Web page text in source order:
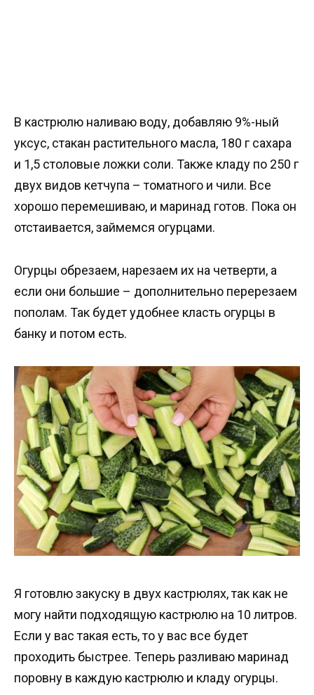
В кастрюлю наливаю воду, добавляю 9%-ный
уксус, стакан растительного масла, 180 г сахара
и 1,5 столовые ложки соли. Также кладу по 250 г
двух видов кетчупа – томатного и чили. Все
хорошо перемешиваю, и маринад готов. Пока он
отстаивается, займемся огурцами.
Огурцы обрезаем, нарезаем их на четверти, а
если они большие – дополнительно перерезаем
пополам. Так будет удобнее класть огурцы в
банку и потом есть.
Я готовлю закуску в двух кастрюлях, так как не
могу найти подходящую кастрюлю на 10 литров.
Если у вас такая есть, то у вас все будет
проходить быстрее. Теперь разливаю маринад
поровну в каждую кастрюлю и кладу огурцы.